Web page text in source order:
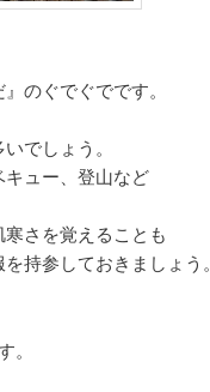
のぐでぐでです。
でしょう。
ュー、登山など
さを覚えることも
持参しておきましょう。